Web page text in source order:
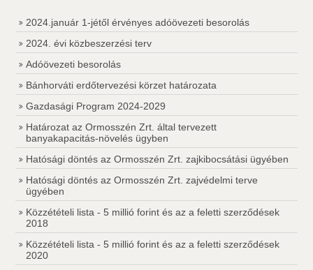
2024.január 1-jétől érvényes adóövezeti besorolás
2024. évi közbeszerzési terv
Adóövezeti besorolás
Bánhorváti erdőtervezési körzet határozata
Gazdasági Program 2024-2029
Határozat az Ormosszén Zrt. által tervezett
banyakapacitás-növelés ügyben
Hatósági döntés az Ormosszén Zrt. zajkibocsátási ügyében
Hatósági döntés az Ormosszén Zrt. zajvédelmi terve
ügyében
Közzétételi lista - 5 millió forint és az a feletti szerződések
2018
Közzétételi lista - 5 millió forint és az a feletti szerződések
2020